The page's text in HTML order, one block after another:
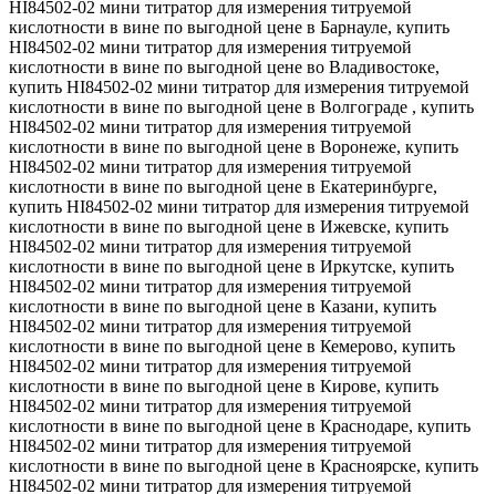
HI84502-02 мини титратор для измерения титруемой
кислотности в вине по выгодной цене в Барнауле, купить
HI84502-02 мини титратор для измерения титруемой
кислотности в вине по выгодной цене во Владивостоке,
купить HI84502-02 мини титратор для измерения титруемой
кислотности в вине по выгодной цене в Волгограде , купить
HI84502-02 мини титратор для измерения титруемой
кислотности в вине по выгодной цене в Воронеже, купить
HI84502-02 мини титратор для измерения титруемой
кислотности в вине по выгодной цене в Екатеринбурге,
купить HI84502-02 мини титратор для измерения титруемой
кислотности в вине по выгодной цене в Ижевске, купить
HI84502-02 мини титратор для измерения титруемой
кислотности в вине по выгодной цене в Иркутске, купить
HI84502-02 мини титратор для измерения титруемой
кислотности в вине по выгодной цене в Казани, купить
HI84502-02 мини титратор для измерения титруемой
кислотности в вине по выгодной цене в Кемерово, купить
HI84502-02 мини титратор для измерения титруемой
кислотности в вине по выгодной цене в Кирове, купить
HI84502-02 мини титратор для измерения титруемой
кислотности в вине по выгодной цене в Краснодаре, купить
HI84502-02 мини титратор для измерения титруемой
кислотности в вине по выгодной цене в Красноярске, купить
HI84502-02 мини титратор для измерения титруемой